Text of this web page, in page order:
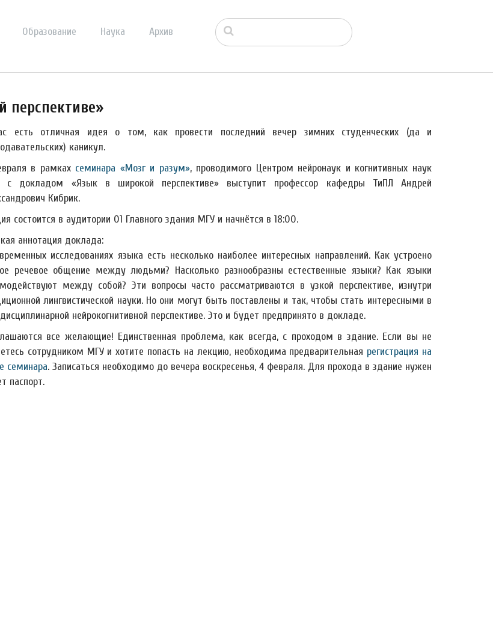
Образование Наука Архив
перспективе»
есть отличная идея о том, как провести последний вечер зимних студенческих (да и
каникул.
в рамках семинара «Мозг и разум», проводимого Центром нейронаук и когнитивных наук
с докладом «Язык в широкой перспективе» выступит профессор кафедры ТиПЛ Андрей
Кибрик.
состоится в аудитории 01 Главного здания МГУ и начнётся в 18:00.
аннотация доклада:
исследованиях языка есть несколько наиболее интересных направлений. Как устроено
речевое общение между людьми? Насколько разнообразны естественные языки? Как языки
между собой? Эти вопросы часто рассматриваются в узкой перспективе, изнутри
лингвистической науки. Но они могут быть поставлены и так, чтобы стать интересными в
нейрокогнитивной перспективе. Это и будет предпринято в докладе.
все желающие! Единственная проблема, как всегда, с проходом в здание. Если вы не
сотрудником МГУ и хотите попасть на лекцию, необходима предварительная регистрация на
семинара. Записаться необходимо до вечера воскресенья, 4 февраля. Для прохода в здание нужен
паспорт.